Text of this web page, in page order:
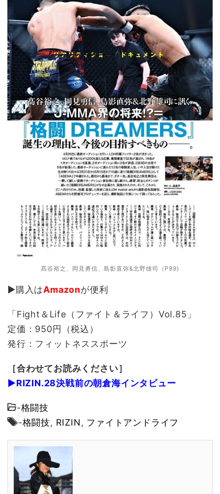
髙谷裕之、岡見勇信、島影直弥&北野雄司（P89)
▶購入はAmazonが便利
「Fight＆Life（ファイト＆ライフ）Vol.85」
定価：950円（税込）
発行：フィットネススポーツ
［合わせてお読みください］
▶RIZIN.28決戦前の朝倉海インタビュー
-格闘技
-格闘技, RIZIN , ファイトアンドライフ